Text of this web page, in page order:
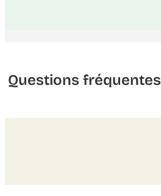
Questions fréquentes